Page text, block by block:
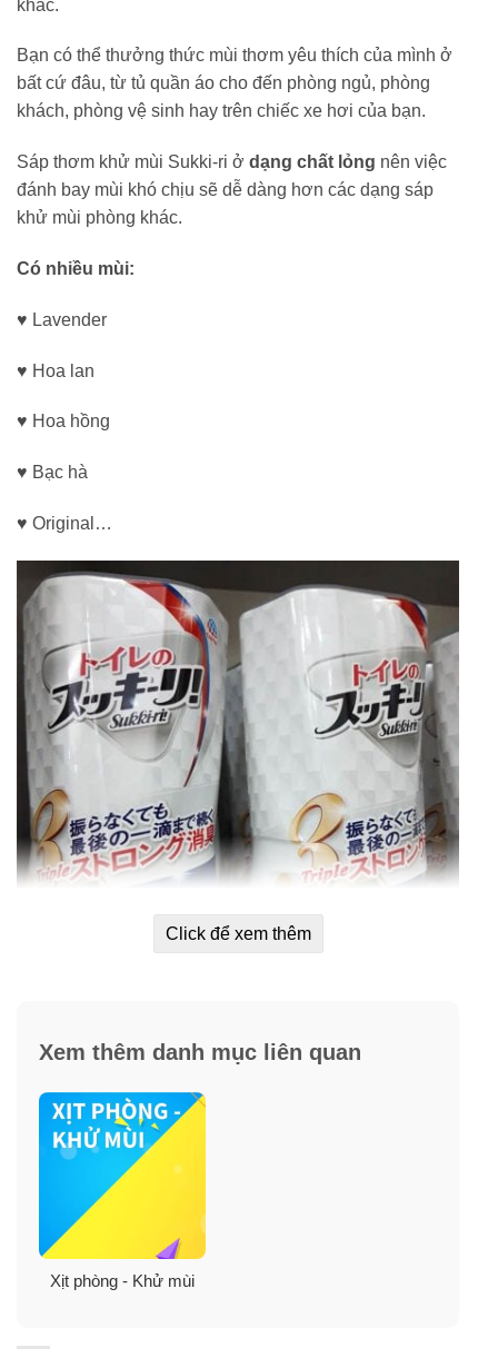
khác.
Bạn có thể thưởng thức mùi thơm yêu thích của mình ở
bất cứ đâu, từ tủ quần áo cho đến phòng ngủ, phòng
khách, phòng vệ sinh hay trên chiếc xe hơi của bạn.
Sáp thơm khử mùi Sukki-ri ở dạng chất lỏng nên việc
đánh bay mùi khó chịu sẽ dễ dàng hơn các dạng sáp
khử mùi phòng khác.
Có nhiều mùi:
♥ Lavender
♥ Hoa lan
♥ Hoa hồng
♥ Bạc hà
♥ Original…
Hướng dẫn sử dụng:
Lột một phần lớp vỏ mặt của hộp (tùy theo không gian
phòng) để hương thơm lan tỏa.
Bảo quản nơi khô ráo, thoáng mát, tránh ánh sáng trực
tiếp.
Click để xem thêm
Xem thêm danh mục liên quan
Xịt phòng - Khử mùi